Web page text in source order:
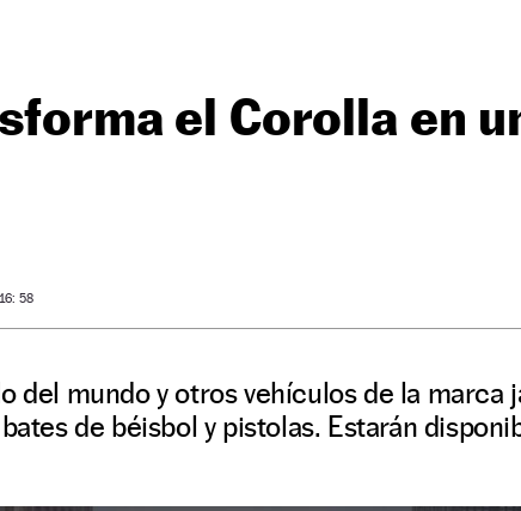
el Corolla en
58
del mundo y otros vehículos de la marca
de béisbol y pistolas. Estarán